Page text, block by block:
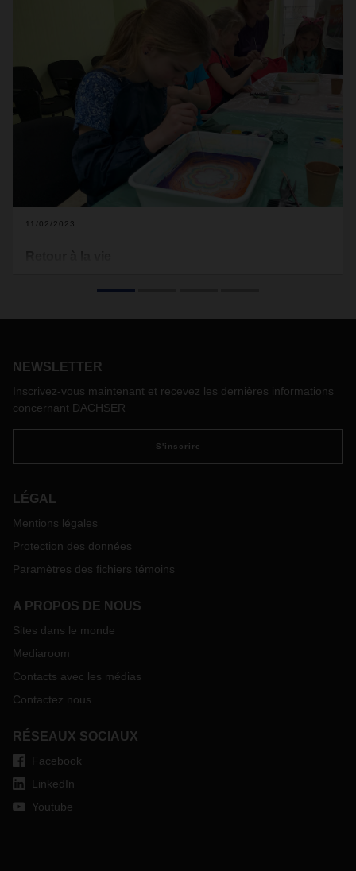
11/02/2023
Hommes Deutschland e.V., qui s’est rendu sur place il y a
NEWSLETTER
Inscrivez-vous maintenant et recevez les dernières informations
concernant DACHSER
S'inscrire
LÉGAL
Mentions légales
Protection des données
Paramètres des fichiers témoins
A PROPOS DE NOUS
Sites dans le monde
Mediaroom
Contacts avec les médias
Contactez nous
RÉSEAUX SOCIAUX
Facebook
LinkedIn
Youtube